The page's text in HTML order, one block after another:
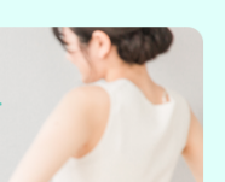
気サプリ！／